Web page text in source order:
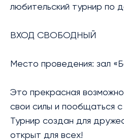
любительский турнир по
ВХОД СВОБОДНЫЙ
Место проведения: зал
Это прекрасная
свои силы и пообщаться
Турнир создан для
открыт для всех!